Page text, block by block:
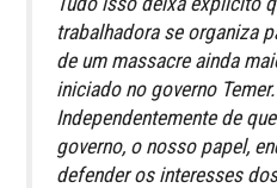
trabalhadora se organiza
de um massacre ainda
iniciado no governo
Independentemente de
governo, o nosso papel,
defender os interesses